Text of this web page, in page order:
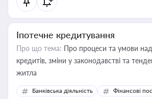
Іпотечне кредитування
Про що тема: Про процеси та умови
кредитів, зміни у законодавстві та
житла
Банківська діяльність Фінансові